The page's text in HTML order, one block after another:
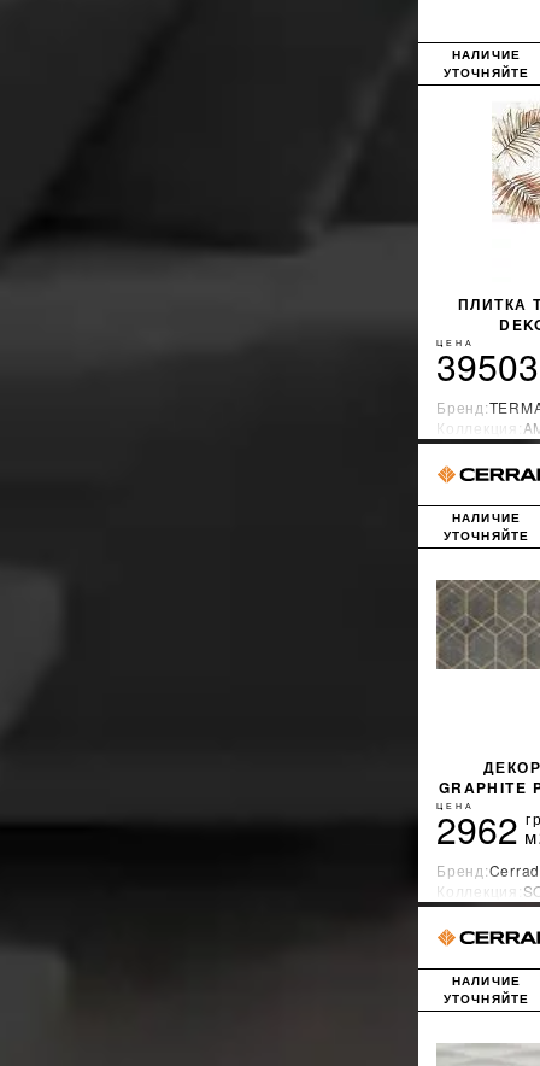
ПЛИТКА
НАЛИЧИЕ
УТОЧНЯЙТЕ
ЦЕНА
39503
Бренд:
Коллекция:
Страна-
ДЕКОР
GRAPHITE
НАЛИЧИЕ
УТОЧНЯЙТЕ
ЦЕНА
2962
Бренд:Cerrad
Коллекция:
Страна-
НАЛИЧИЕ
УТОЧНЯЙТЕ